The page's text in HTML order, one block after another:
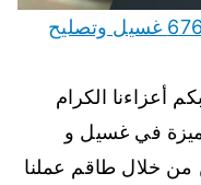
تنظيف طباخات الشاليهات 67616123 غسيل وتصليح
أعزاءنا الكرام
في غسيل و
من خلال طاقم عملنا